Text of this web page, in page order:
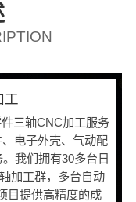
工
三轴CNC加工服务
电子外壳、气动配
我们拥有30多台日
加工群，多台自动
目提供高精度的成